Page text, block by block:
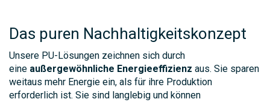
Das puren Nachhaltigkeitskonzept
Unsere PU-Lösungen zeichnen sich durch
eine außergewöhnliche Energieeffizienz aus. Sie sparen
weitaus mehr Energie ein, als für ihre Produktion
erforderlich ist. Sie sind langlebig und können